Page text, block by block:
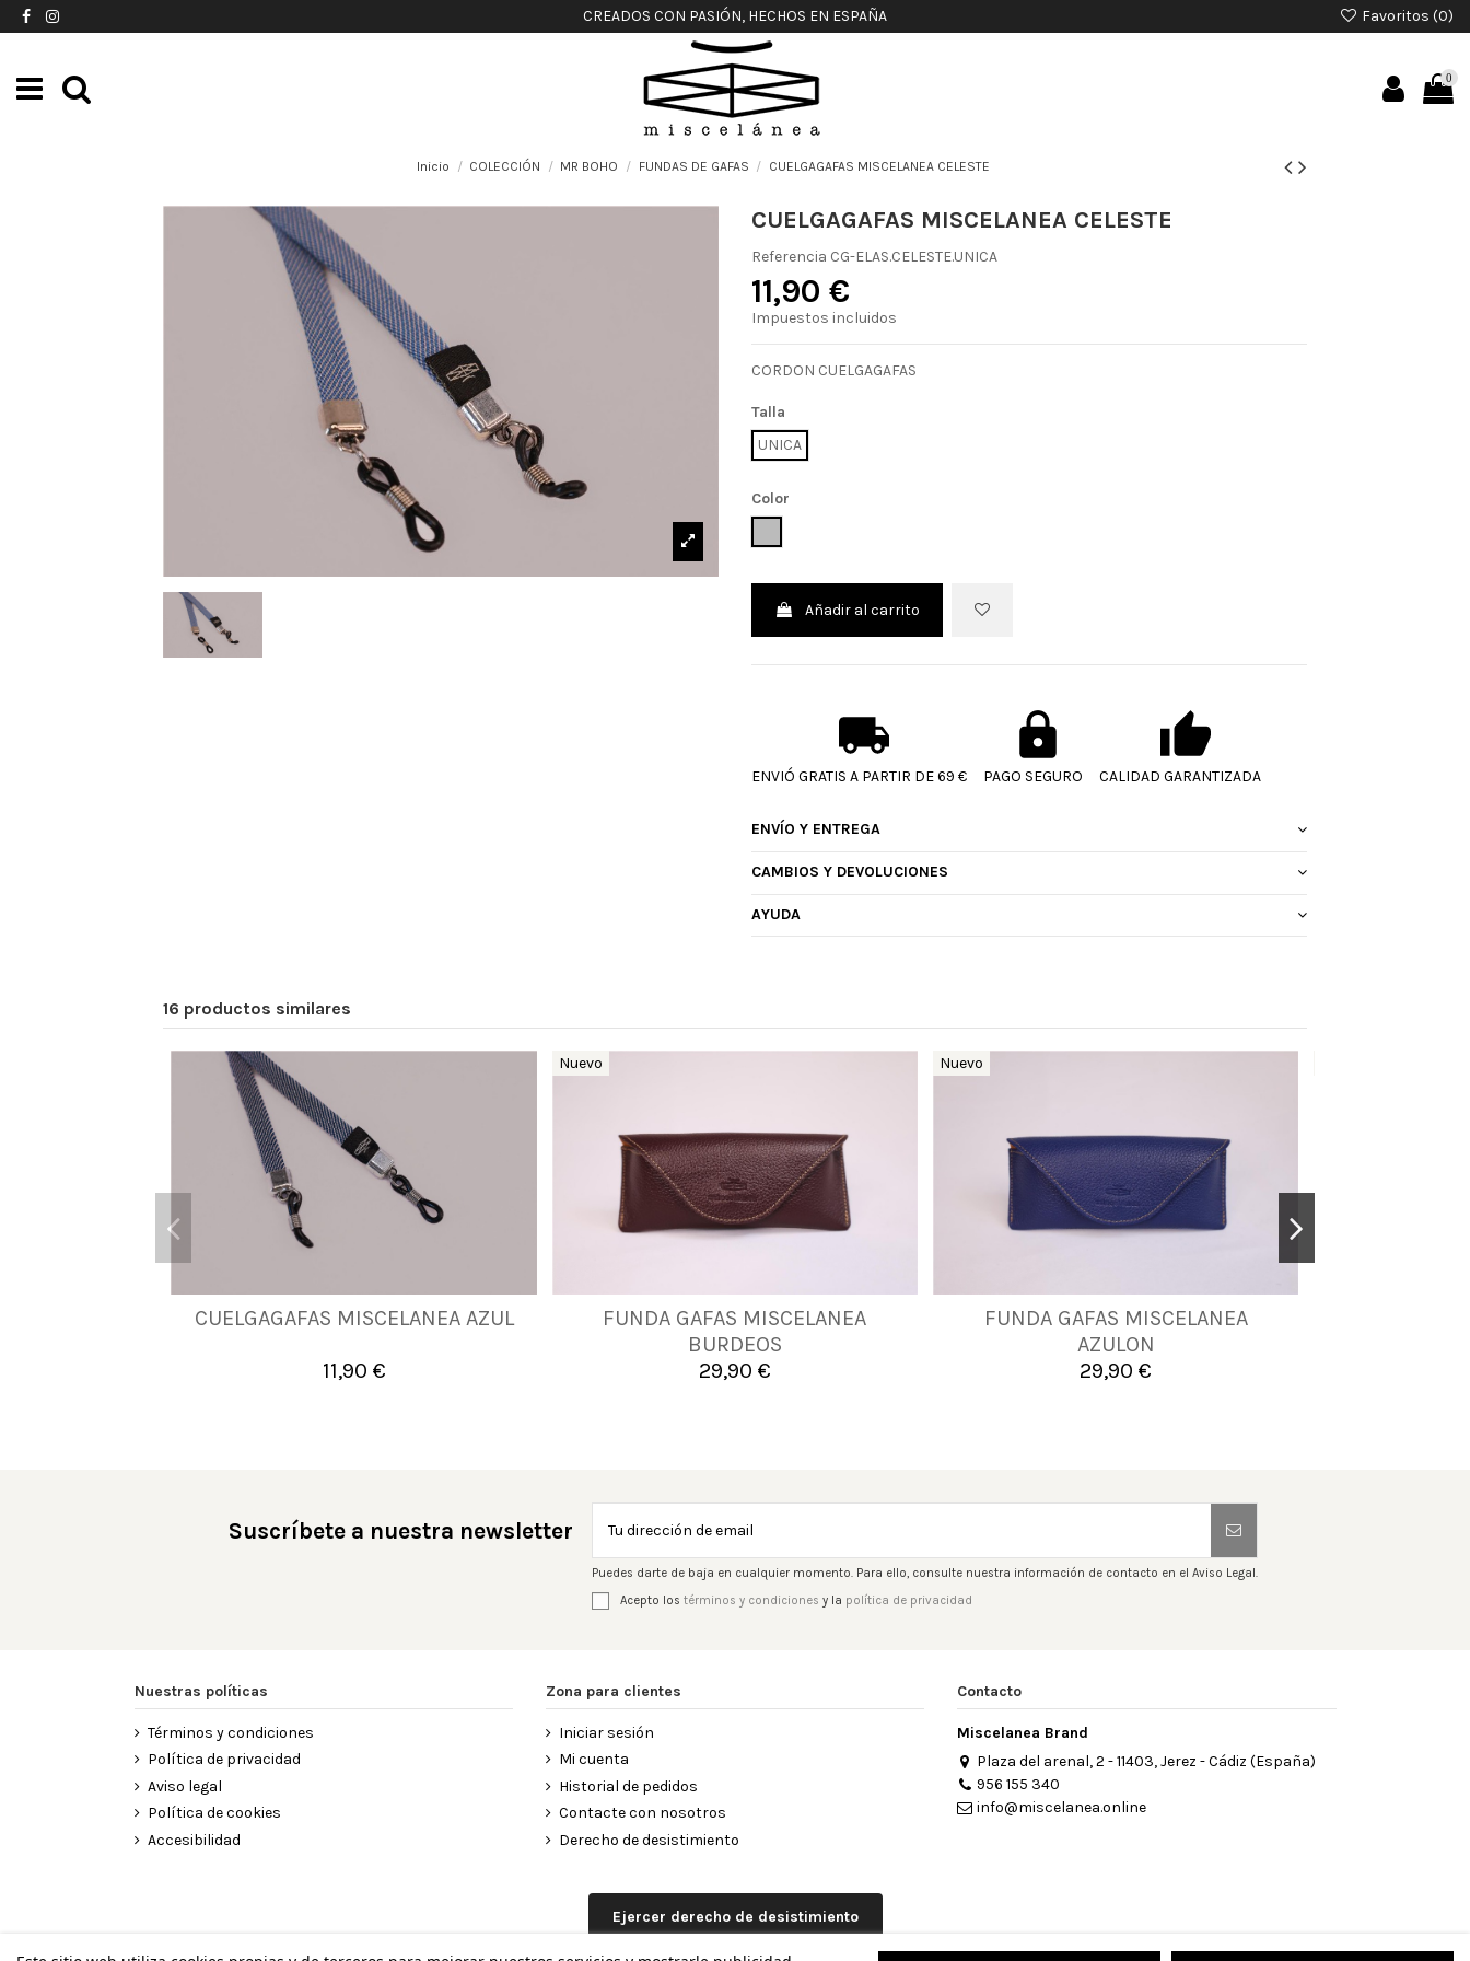
CREADOS CON PASIÓN, HECHOS EN ESPAÑA Favoritos (0)
0
Inicio COLECCIÓN MR BOHO FUNDAS DE GAFAS CUELGAGAFAS MISCELANEA CELESTE
CUELGAGAFAS MISCELANEA CELESTE
Referencia CG-ELAS.CELESTE.UNICA
11,90 €
Impuestos incluidos
CORDON CUELGAGAFAS
Talla
UNICA
Color
Añadir al carrito
ENVIÓ GRATIS A PARTIR DE 69 € PAGO SEGURO CALIDAD GARANTIZADA
ENVÍO Y ENTREGA
CAMBIOS Y DEVOLUCIONES
AYUDA
16 productos similares
CUELGAGAFAS MISCELANEA AZUL
11,90 €
UNICA
Añadir al carrito
Nuevo
FUNDA GAFAS MISCELANEA
BURDEOS
29,90 €
UNICA
Añadir al carrito
Nuevo
FUNDA GAFAS MISCELANEA
AZULON
29,90 €
UNICA
Añadir al carrito
Suscríbete a nuestra newsletter
Puedes darte de baja en cualquier momento. Para ello, consulte nuestra información de contacto en el Aviso Legal.
Acepto los términos y condiciones y la política de privacidad
Nuestras políticas
Términos y condiciones
Política de privacidad
Aviso legal
Política de cookies
Accesibilidad
Zona para clientes
Iniciar sesión
Mi cuenta
Historial de pedidos
Contacte con nosotros
Derecho de desistimiento
Contacto
Miscelanea Brand
Plaza del arenal, 2 - 11403, Jerez - Cádiz (España)
956 155 340
info@miscelanea.online
Ejercer derecho de desistimiento